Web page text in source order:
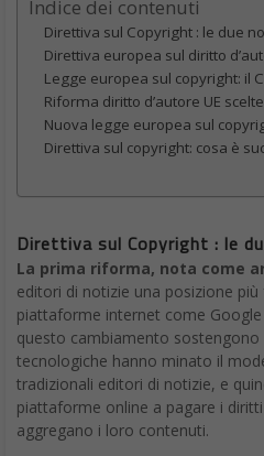
Indice dei contenuti
Direttiva sul Copyright : le due
Direttiva europea sul diritto
Legge europea sul copyright: il
Riforma diritto d’autore UE
Nuova legge europea sul
Direttiva sul copyright: cosa è
Direttiva sul Copyright : le
La prima riforma, nota come
editori di notizie una posizione
piattaforme internet come
questo cambiamento sostengono
tecnologiche hanno minato il
tradizionali editori di notizie, e
piattaforme online a pagare i
aggregano i loro contenuti.